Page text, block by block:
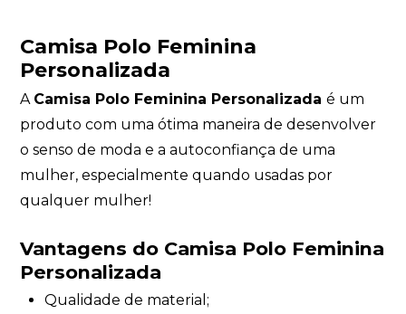
Camisa Polo Feminina
Personalizada
A Camisa Polo Feminina Personalizadaé um
produto com uma ótima maneira de desenvolver
o senso de moda e a autoconfiança de uma
mulher, especialmente quando usadas por
qualquer mulher!
Vantagens do Camisa Polo Feminina
Personalizada
Qualidade de material;